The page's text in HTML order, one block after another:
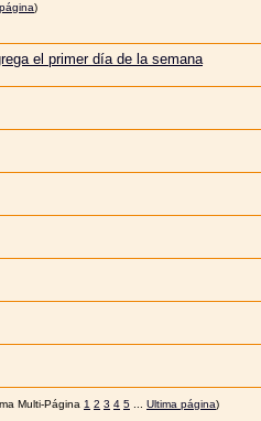
)
el primer día de la semana
1 2 3 4 5 Ultima página)